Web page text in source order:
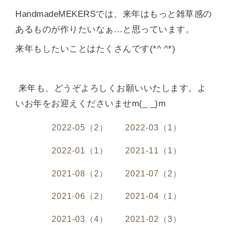
HandmadeMEKERSでは、来年はもっと雑草感の
あるものが作りたいなぁ…と思っています。
来年もしたいことはたくさんです(*^ ^*)
来年も、どうぞよろしくお願いいたします。よ
いお年をお迎えくださいませm(_ _)m
2022-05（2） 2022-03（1）
2022-01（1） 2021-11（1）
2021-08（2） 2021-07（2）
2021-06（2） 2021-04（1）
2021-03（4） 2021-02（3）